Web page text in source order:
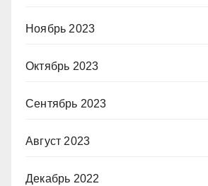
Ноябрь 2023
Октябрь 2023
Сентябрь 2023
Август 2023
Декабрь 2022